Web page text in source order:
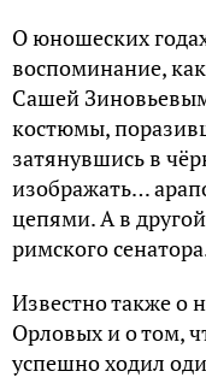
О юношеских
воспоминание,
Сашей
костюмы,
затянувшись в
изображать…
цепями. А в
римского
Известно также о
Орловых и о том,
успешно ходил